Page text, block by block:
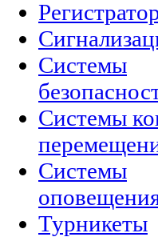
Системы
Системы
Системы
Турникеты